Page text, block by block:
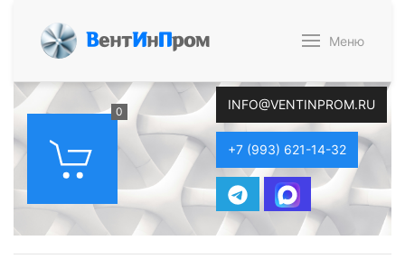
ВентИнПром Меню
0 INFO@VENTINPROM.RU
+7 (993) 621-14-32